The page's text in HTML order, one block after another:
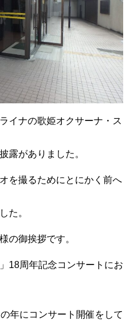
イナの歌姫オクサーナ・ス
露がありました。
を撮るためにとにかく前へ
た。
の御挨拶です。
18周年記念コンサートにお
年にコンサート開催をして